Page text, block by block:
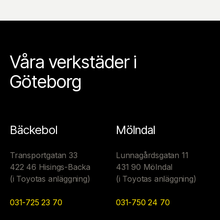
Våra verkstäder i
Göteborg
Bäckebol
Transportgatan 33
422 46 Hisings-Backa
(i Toyotas anläggning)
031-725 23 70
Mölndal
Lunnagårdsgatan 11
431 90 Mölndal
(i Toyotas anläggning)
031-750 24 70